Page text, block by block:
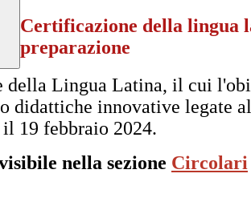
Certificazione della lingua
preparazione
Lingua Latina, il cui
didattiche innovative legate
il 19 febbraio 2024.
nella sezione Circolari